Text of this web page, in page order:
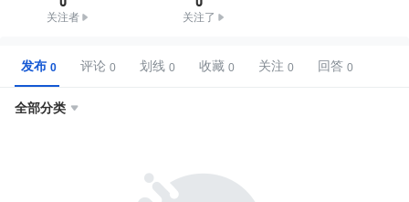
关注者 关注了
发布 评论 划线 收藏 关注 回答
全部分类 